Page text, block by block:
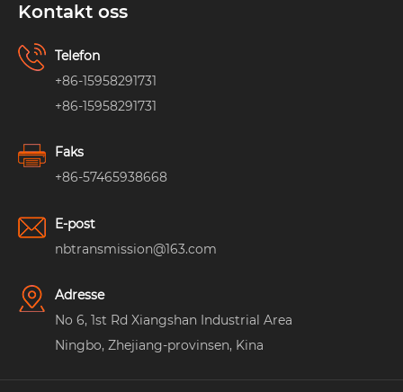
Kontakt oss
Telefon
+86-15958291731
+86-15958291731
Faks
+86-57465938668
E-post
nbtransmission@163.com
Adresse
No 6, 1st Rd Xiangshan Industrial Area
Ningbo, Zhejiang-provinsen, Kina